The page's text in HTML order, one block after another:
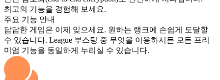
최고의 기능을 경험해 보세요.
주요 기능 안내
답답한 게임은 이제 잊으세요. 원하는 랭크에 손쉽게 도달할
수 있습니다. League 부스팅 중 무엇을 이용하시든 모든 프리
미엄 기능을 동일하게 누리실 수 있습니다.